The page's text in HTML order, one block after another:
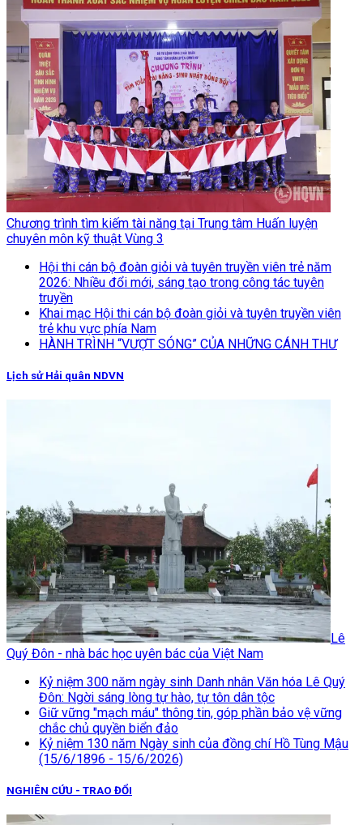
Chương trình tìm kiếm tài năng tại Trung tâm Huấn luyện
chuyên môn kỹ thuật Vùng 3
Hội thi cán bộ đoàn giỏi và tuyên truyền viên trẻ năm
2026: Nhiều đổi mới, sáng tạo trong công tác tuyên
truyền
Khai mạc Hội thi cán bộ đoàn giỏi và tuyên truyền viên
trẻ khu vực phía Nam
HÀNH TRÌNH “VƯỢT SÓNG” CỦA NHỮNG CÁNH THƯ
Lịch sử Hải quân NDVN
Lê
Quý Đôn - nhà bác học uyên bác của Việt Nam
Kỷ niệm 300 năm ngày sinh Danh nhân Văn hóa Lê Quý
Đôn: Ngời sáng lòng tự hào, tự tôn dân tộc
Giữ vững "mạch máu" thông tin, góp phần bảo vệ vững
chắc chủ quyền biển đảo
Kỷ niệm 130 năm Ngày sinh của đồng chí Hồ Tùng Mậu
(15/6/1896 - 15/6/2026)
NGHIÊN CỨU - TRAO ĐỔI